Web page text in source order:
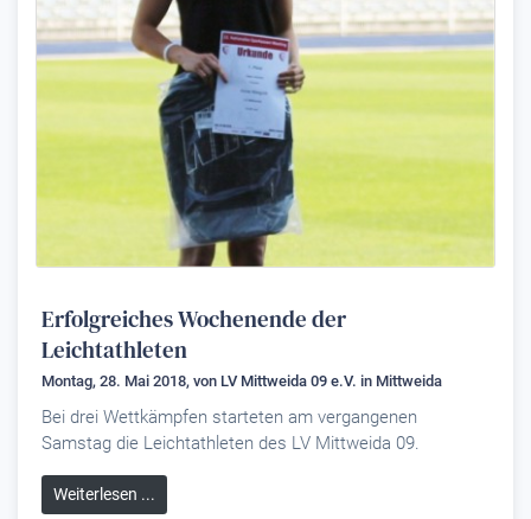
Erfolgreiches Wochenende der
Leichtathleten
Montag, 28. Mai 2018, von LV Mittweida 09 e.V. in Mittweida
Bei drei Wettkämpfen starteten am vergangenen
Samstag die Leichtathleten des LV Mittweida 09.
Weiterlesen ...